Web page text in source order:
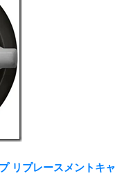
リプレースメントキャ